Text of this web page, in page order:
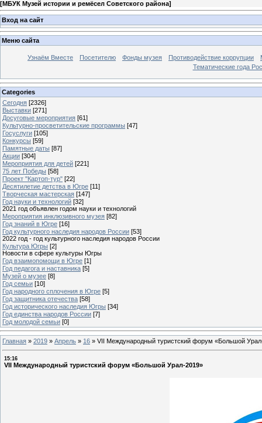
[МБУК Музей истории и ремёсел Советского района]
Вход на сайт
Меню сайта
Узнаём Вместе Посетителю Фонды музея Противодействие коррупции
Тематические года
Categories
Сегодня [2326]
Выставки [271]
Досуговые мероприятия [61]
Культурно-просветительские программы [47]
Госуслуги [105]
Конкурсы [59]
Памятные даты [87]
Акции [304]
Мероприятия для детей [221]
75 лет Победы [58]
Проект "Картоп-тур" [22]
Десятилетие детства в Югре [11]
Творческая мастерская [147]
Год науки и технологий [32]
2021 год объявлен годом науки и технологий
Мероприятия инклюзивного музея [82]
Год знаний в Югре [16]
Год культурного наследия народов России [53]
2022 год - год культурного наследия народов России
Культура Югры [2]
Новости в сфере культуры Югры
Год взаимопомощи в Югре [1]
Год педагога и наставника [5]
Музей о музее [8]
Год семьи [10]
Год народного сплочения в Югре [5]
Год защитника отечества [58]
Год исторического наследия Югры [34]
Год единства народов России [7]
Год молодой семьи [0]
Главная » 2019 » Апрель » 16 » VII Международный туристский форум «Большой
15:16
VII Международный туристский форум «Большой Урал-2019»